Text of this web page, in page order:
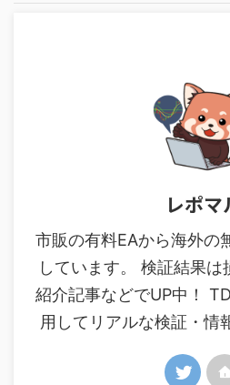
レポマ
市販の有料EAから海外の
しています。 検証結果
紹介記事などでUP中！
用してリアルな検証・情